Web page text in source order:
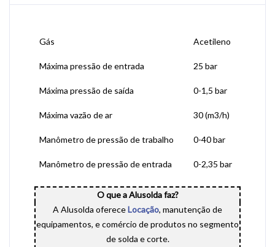
Gás Acetileno
Máxima pressão de entrada 25 bar
Máxima pressão de saída 0-1,5 bar
Máxima vazão de ar 30 (m3/h)
Manômetro de pressão de trabalho 0-40 bar
Manômetro de pressão de entrada 0-2,35 bar
O que a Alusolda faz?
A Alusolda ofereceLocação, manutenção de
equipamentos, e comércio de produtos no segmento
de solda e corte.